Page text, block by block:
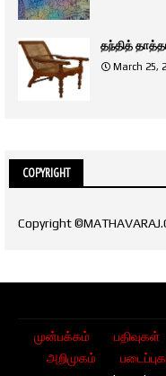
தந்தித்
March 25,
COPYRIGHT
Copyright
முன்பக்கம் பதிவுகள்
அறிமுகம்